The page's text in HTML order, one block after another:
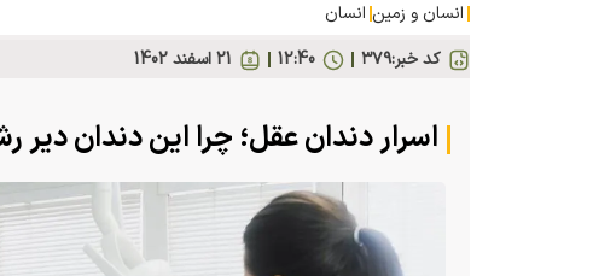
انسان و زمین انسان
کد خبر:۳۷۹ 21 اسفند 1402 12:40
اسرار دندان عقل؛ چرا این دندان دیر
هجوم یک بزمجه غول‌پیکر به یک سوپرمارکت
تایلند